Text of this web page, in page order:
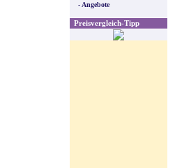
- Angebote
Preisvergleich-Tipp